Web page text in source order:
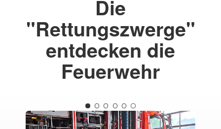
Die
"Rettungszwerge"
entdecken die
Feuerwehr